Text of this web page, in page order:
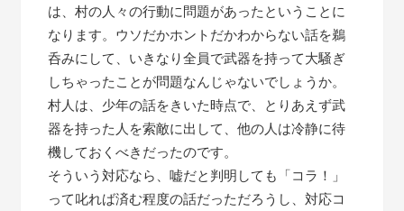
は、村の人々の行動に問題があったということに
なります。ウソだかホントだかわからない話を鵜
呑みにして、いきなり全員で武器を持って大騒ぎ
しちゃったことが問題なんじゃないでしょうか。
村人は、少年の話をきいた時点で、とりあえず武
器を持った人を索敵に出して、他の人は冷静に待
機しておくべきだったのです。
そういう対応なら、嘘だと判明しても「コラ！」
って叱れば済む程度の話だっただろうし、対応コ